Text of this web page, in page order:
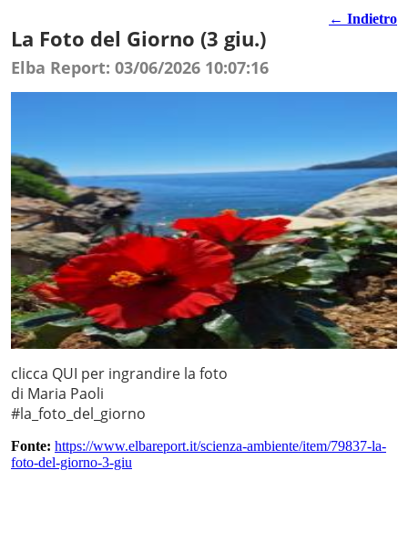
← Indietro
La Foto del Giorno (3 giu.)
Elba Report: 03/06/2026 10:07:16
clicca QUI per ingrandire la foto
di Maria Paoli
#la_foto_del_giorno
Fonte: https://www.elbareport.it/scienza-ambiente/item/79837-la-
foto-del-giorno-3-giu